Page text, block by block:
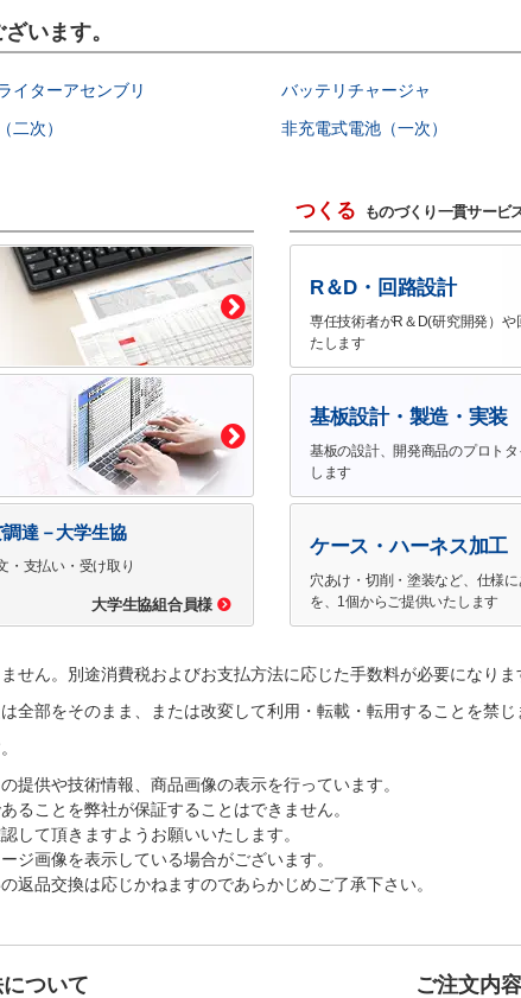
います。
イターアセンブリ バッテリチャージャ
二次） 非充電式電池（一次）
達－大学生協
・支払い・受け取り
大学生協組合員様
つくる ものづくり一貫サービ
R＆D・回路設計
専任技術者がR＆D(研究開発）
たします
基板設計・製造・実装
基板の設計、開発商品のプロト
します
ケース・ハーネス加工
穴あけ・切削・塗装など、仕様
を、1個からご提供いたします
ん。別途消費税およびお支払方法に応じた手数料が必要になりま
部をそのまま、または改変して利用・転載・転用することを禁じ
供や技術情報、商品画像の表示を行っています。
ることを弊社が保証することはできません。
して頂きますようお願いいたします。
ジ画像を表示している場合がございます。
返品交換は応じかねますのであらかじめご了承下さい。
ついて ご注文内